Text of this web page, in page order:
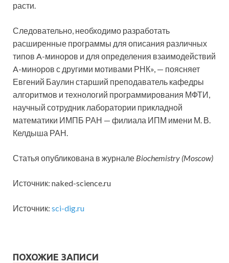
расти.
Следовательно, необходимо разработать
расширенные программы для описания различных
типов A-миноров и для определения взаимодействий
A-миноров с другими мотивами РНК», — поясняет
Евгений Баулин старший преподаватель кафедры
алгоритмов и технологий программирования МФТИ,
научный сотрудник лаборатории прикладной
математики ИМПБ РАН — филиала ИПМ имени М. В.
Келдыша РАН.
Статья опубликована в журнале Biochemistry (Moscow)
Источник: naked-science.ru
Источник: sci-dig.ru
ПОХОЖИЕ ЗАПИСИ